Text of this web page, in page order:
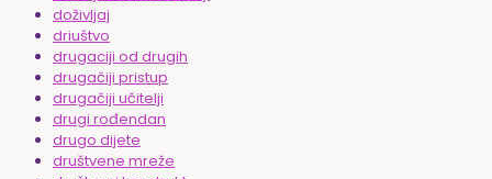
doživljaj
driuštvo
drugaciji od drugih
drugačiji pristup
drugačiji učitelji
drugi rođendan
drugo dijete
društvene mreže